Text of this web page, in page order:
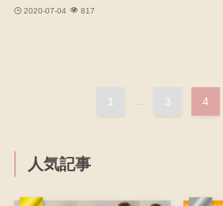
2020-07-04 817
1 3 4
人気記事